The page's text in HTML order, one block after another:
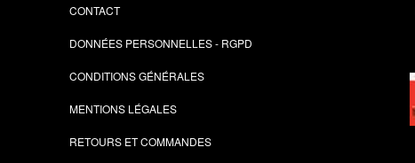
CONTACT
DONNÉES PERSONNELLES - RGPD
CONDITIONS GÉNÉRALES
MENTIONS LÉGALES
RETOURS ET COMMANDES